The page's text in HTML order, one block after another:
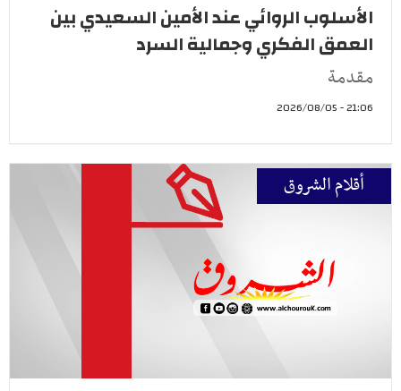
الأسلوب الروائي عند الأمين السعيدي بين
العمق الفكري وجمالية السرد
مقدمة
21:06 - 2026/08/05
أقلام الشروق